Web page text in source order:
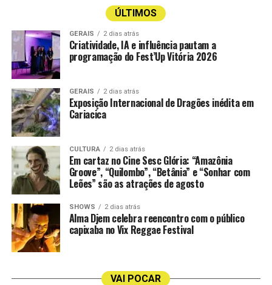
uva Arinto, Gouveio Rabigato, Viosino; safra 2025
Quinta Carmo – produtor Bacalhoa Portugal; uva
Roupeiro, Antão Vaz, Arinto; safra 2023
Riporta Pecorino – produtor Fantini Itália; uva
Pecorino; safra 2024
Espumante
Champagne Jules Pierlot Premier Cru Millésimé Brut BR
750 ml – produtor Collery França, Champagne; uva
Chardonnay, Meunier, Pinot Noir; safra 2019
Trentino, Farroupilha/RS Brasil; uva Chardonnay e
Pinot Noir; safra S/SF
Espumante Esperanto – produtor Tenute Di Casalnuovo
Teviso; uva Glera; safra Indeterminada
No Espírito Santo, os consumidores podem encontrar
os novos sabores nas unidades da Gelato Borelli da Praia
do Canto e do Shopping Vitória, de acordo com a
disponibilidade de estoque.
ÚLTIMOS
GERAIS 2 dias atrás
Criatividade, IA e influência pautam a
programação do Fest’Up Vitória 2026
GERAIS 2 dias atrás
Exposição Internacional de Dragões inédita em
Cariacica
CULTURA 2 dias atrás
Em cartaz no Cine Sesc Glória: “Amazônia
Groove”, “Quilombo”, “Betânia” e “Sonhar com
Leões” são as atrações de agosto
SHOWS 2 dias atrás
Alma Djem celebra reencontro com o público
capixaba no Vix Reggae Festival
VAI POCAR